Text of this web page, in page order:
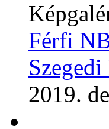
Férfi
2019.